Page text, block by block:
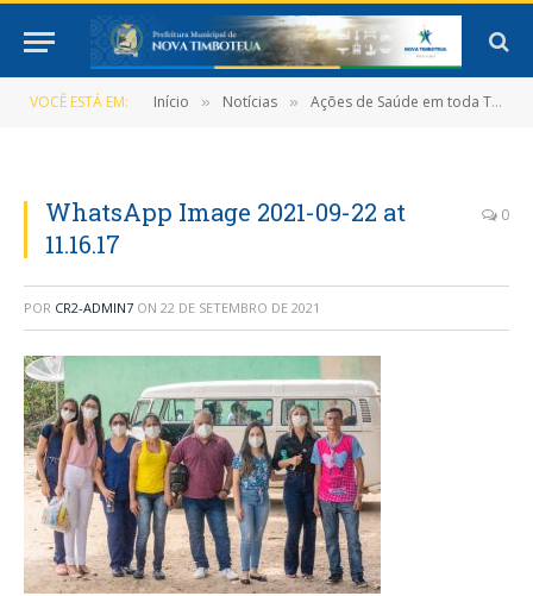
VOCÊ ESTÁ EM: Início » Notícias » Ações de Saúde em toda Timboteua
WhatsApp Image 2021-09-22 at
11.16.17
0
POR CR2-ADMIN7 ON 22 DE SETEMBRO DE 2021